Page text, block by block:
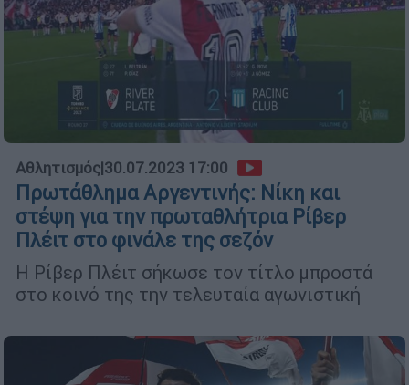
Αθλητισμός|30.07.2023 17:00
Πρωτάθλημα Αργεντινής: Νίκη και
στέψη για την πρωταθλήτρια Ρίβερ
Πλέιτ στο φινάλε της σεζόν
Η Ρίβερ Πλέιτ σήκωσε τον τίτλο μπροστά
στο κοινό της την τελευταία αγωνιστική